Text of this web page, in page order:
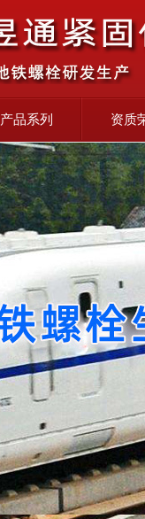
产品系列 资质